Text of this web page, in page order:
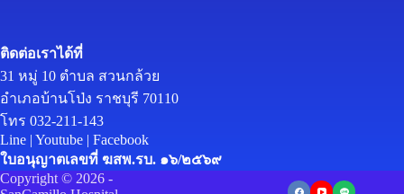
ติดต่อเราได้ที่
31 หมู่ 10 ตำบล สวนกล้วย
อำเภอบ้านโป่ง ราชบุรี 70110
โทร 032-211-143
Line | Youtube | Facebook
ใบอนุญาตเลขที่ ฆสพ.รบ. ๑๖/๒๕๖๙
Copyright © 2026 -